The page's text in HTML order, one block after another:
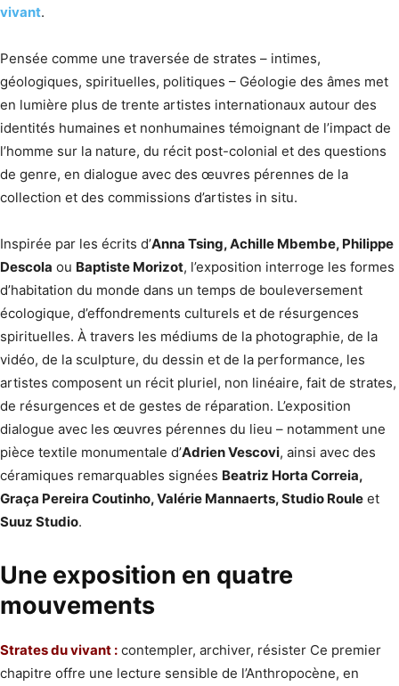
vivant.
Pensée comme une traversée de strates – intimes,
géologiques, spirituelles, politiques – Géologie des âmes met
en lumière plus de trente artistes internationaux autour des
identités humaines et nonhumaines témoignant de l’impact de
l’homme sur la nature, du récit post-colonial et des questions
de genre, en dialogue avec des œuvres pérennes de la
collection et des commissions d’artistes in situ.
Inspirée par les écrits d’Anna Tsing, Achille Mbembe, Philippe
Descola ou Baptiste Morizot, l’exposition interroge les formes
d’habitation du monde dans un temps de bouleversement
écologique, d’effondrements culturels et de résurgences
spirituelles. À travers les médiums de la photographie, de la
vidéo, de la sculpture, du dessin et de la performance, les
artistes composent un récit pluriel, non linéaire, fait de strates,
de résurgences et de gestes de réparation. L’exposition
dialogue avec les œuvres pérennes du lieu – notamment une
pièce textile monumentale d’Adrien Vescovi, ainsi avec des
céramiques remarquables signées Beatriz Horta Correia,
Graça Pereira Coutinho, Valérie Mannaerts, Studio Roule et
Suuz Studio.
Une exposition en quatre
mouvements
Strates du vivant : contempler, archiver, résister Ce premier
chapitre offre une lecture sensible de l’Anthropocène, en